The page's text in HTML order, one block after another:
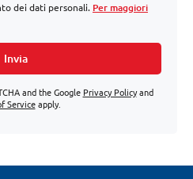
dei dati personali. Per maggiori
Invia
and the Google Privacy Policyand
Serviceapply.